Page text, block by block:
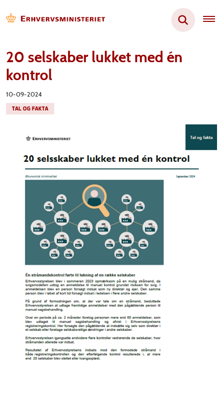
20 selskaber lukket med én
kontrol
10-09-2024
TAL OG FAKTA